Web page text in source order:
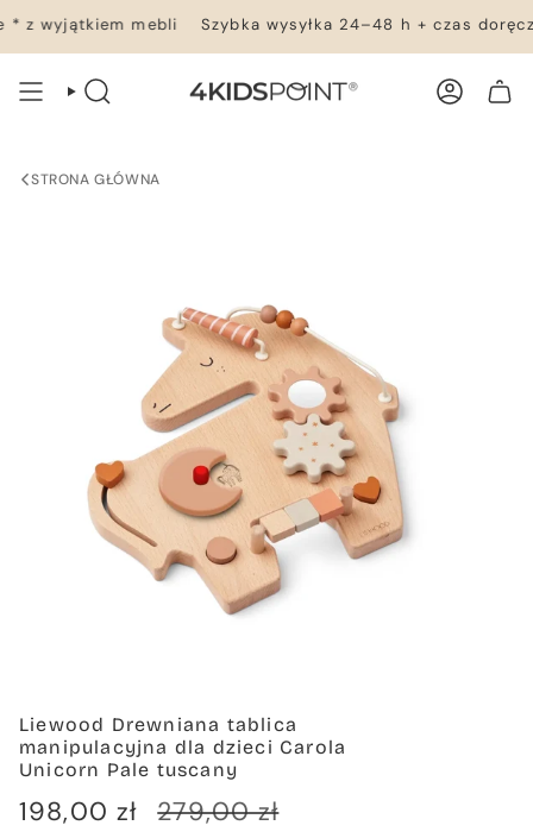
do
treści
z wyjątkiem mebli Szybka wysyłka 24–48 h + czas
WYSZUKIWANIE KONTO
STRONA GŁÓWNA
Liewood Drewniana tablica
manipulacyjna dla dzieci Carola
Unicorn Pale tuscany
Cena
198,00 zł
Cena
279,00 zł